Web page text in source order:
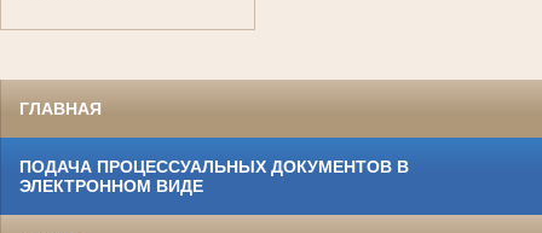
ГЛАВНАЯ
ПОДАЧА ПРОЦЕССУАЛЬНЫХ ДОКУМЕНТОВ В
ЭЛЕКТРОННОМ ВИДЕ